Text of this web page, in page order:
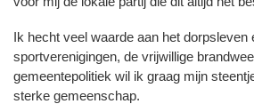
Ik hecht veel waarde aan het
sportverenigingen, de vrijwillige
gemeentepolitiek wil ik graag mijn
sterke gemeenschap.